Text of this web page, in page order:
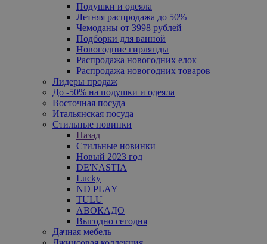
Подушки и одеяла
Летняя распродажа до 50%
Чемоданы от 3998 рублей
Подборки для ванной
Новогодние гирлянды
Распродажа новогодних елок
Распродажа новогодних товаров
Лидеры продаж
До -50% на подушки и одеяла
Восточная посуда
Итальянская посуда
Стильные новинки
Назад
Стильные новинки
Новый 2023 год
DE'NASTIA
Lucky
ND PLAY
TULU
АВОКАДО
Выгодно сегодня
Дачная мебель